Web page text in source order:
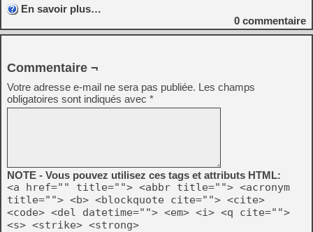
En savoir plus…
0 commentaire
Commentaire ¬
Votre adresse e-mail ne sera pas publiée. Les champs
obligatoires sont indiqués avec *
NOTE - Vous pouvez utilisez ces tags et attributs HTML:
<a href="" title=""> <abbr title=""> <acronym
title=""> <b> <blockquote cite=""> <cite>
<code> <del datetime=""> <em> <i> <q cite="">
<s> <strike> <strong>